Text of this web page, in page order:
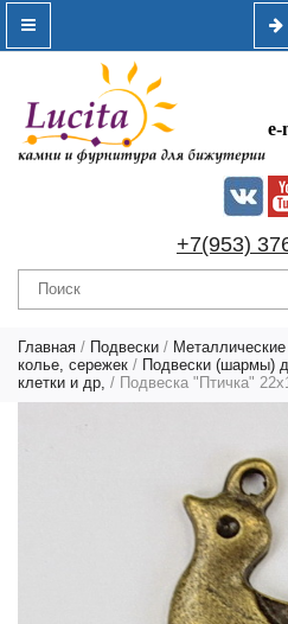
e-
+7(953)
Главная / Подвески /
колье, сережек / Подвески (шармы)
клетки и др, / Подвеска "Птичка"